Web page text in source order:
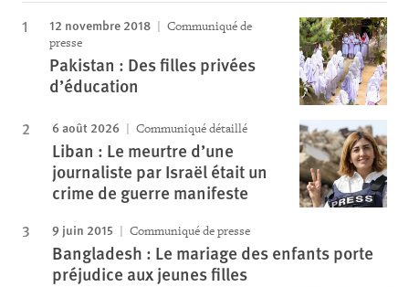
12 novembre 2018
Communiqué de
presse
Pakistan : Des filles privées
d’éducation
6 août 2026 Communiqué détaillé
Liban : Le meurtre d’une
journaliste par Israël était un
crime de guerre manifeste
9 juin 2015 Communiqué de presse
Bangladesh : Le mariage des enfants porte
préjudice aux jeunes filles